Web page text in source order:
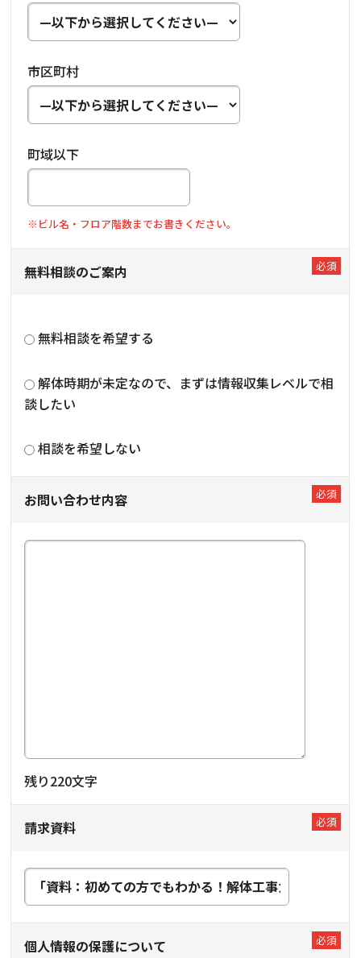
市区町村
町域以下
※ビル名・フロア階数までお書きください。
無料相談のご案内
無料相談を希望する
解体時期が未定なので、まずは情報収集レベルで相
談したい
相談を希望しない
お問い合わせ内容
残り220文字
請求資料
個人情報の保護について